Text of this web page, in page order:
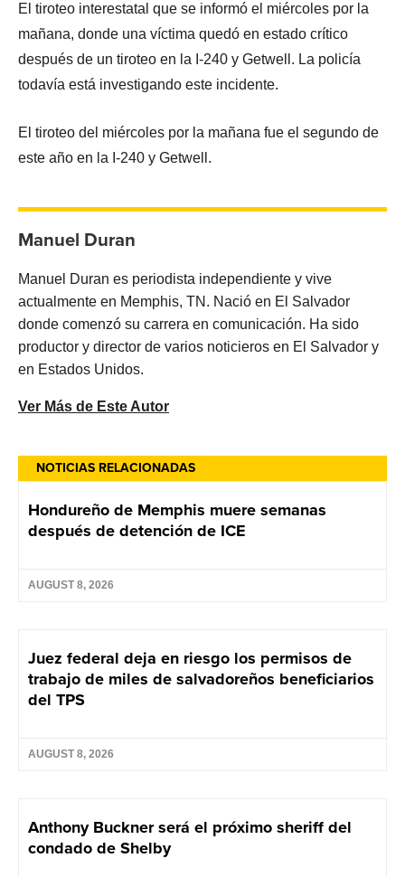
NOTICIAS RELACIONADAS
Hondureño de Memphis muere semanas
después de detención de ICE
AUGUST 8, 2026
Juez federal deja en riesgo los permisos de
trabajo de miles de salvadoreños beneficiarios
del TPS
AUGUST 8, 2026
Anthony Buckner será el próximo sheriff del
condado de Shelby
El tiroteo interestatal que se informó el miércoles por la
mañana, donde una víctima quedó en estado crítico
después de un tiroteo en la I-240 y Getwell. La policía
todavía está investigando este incidente.
El tiroteo del miércoles por la mañana fue el segundo de
este año en la I-240 y Getwell.
Manuel Duran
Manuel Duran es periodista independiente y vive
actualmente en Memphis, TN. Nació en El Salvador
donde comenzó su carrera en comunicación. Ha sido
productor y director de varios noticieros en El Salvador y
en Estados Unidos.
Ver Más de Este Autor